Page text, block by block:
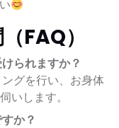
FAQ）
られますか？
グを行い、お身体
いします。
か？